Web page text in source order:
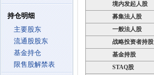
持仓明细
主要股东
流通股股东
基金持仓
限售股解禁表
境内发起人股
募集法人股
一般法人股
战略投资者持股
基金持股
STAQ股